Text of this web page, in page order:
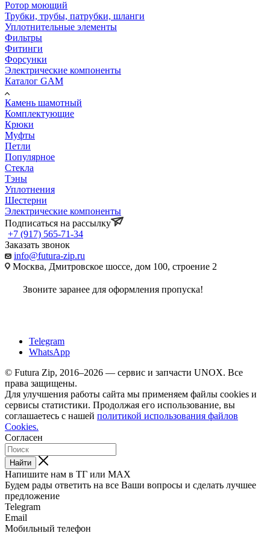
Ротор моющий
Трубки, трубы, патрубки, шланги
Уплотнительные элементы
Фильтры
Фитинги
Форсунки
Электрические компоненты
Каталог GAM
Камень шамотный
Комплектующие
Крюки
Муфты
Петли
Популярное
Стекла
Тэны
Уплотнения
Шестерни
Электрические компоненты
Подписаться на рассылку
+7 (917) 565-71-34
Заказать звонок
info@futura-zip.ru
Москва, Дмитровское шоссе, дом 100, строение 2
Звоните заранее для оформления пропуска!
Telegram
WhatsApp
© Futura Zip, 2016–2026 — сервис и запчасти UNOX. Все
права защищены.
Для улучшения работы сайта мы применяем файлы cookies и
сервисы статистики. Продолжая его использование, вы
соглашаетесь с нашей политикой использования файлов
Cookies.
Согласен
Найти
Напишите нам в ТГ или MAX
Будем рады ответить на все Ваши вопросы и сделать лучшее
предложение
Telegram
Email
Мобильный телефон